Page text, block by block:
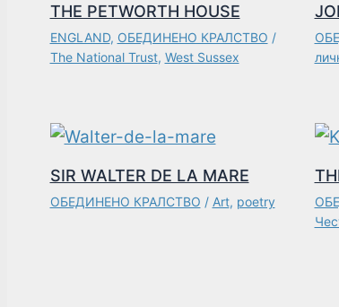
THE PETWORTH HOUSE
ENGLAND, ОБЕДИНЕНО КРАЛСТВО /
The National Trust, West Sussex
SIR WALTER DE LA MARE
ОБЕДИНЕНО КРАЛСТВО / Art, poetry